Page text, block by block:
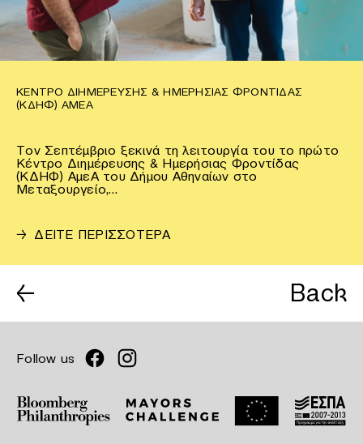
ΚΈΝΤΡΟ ΔΙΗΜΈΡΕΥΣΗΣ & ΗΜΕΡΉΣΙΑΣ ΦΡΟΝΤΊΔΑΣ
(ΚΔΗΦ) ΑΜΕΑ
Τον Σεπτέμβριο ξεκινά τη λειτουργία του το πρώτο
Κέντρο Διημέρευσης & Ημερήσιας Φροντίδας
(ΚΔΗΦ) ΑμεΑ του Δήμου Αθηναίων στο
Μεταξουργείο,…
→ ΔΕΙΤΕ ΠΕΡΙΣΣΟΤΕΡΑ
← Back
Follow us